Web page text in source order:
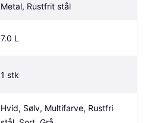
Metal, Rustfrit stål
7.0 L
1 stk
Hvid, Sølv, Multifarve, Rustfri